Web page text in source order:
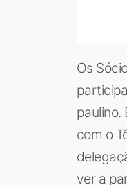
Os
paulino.
com o
ver a